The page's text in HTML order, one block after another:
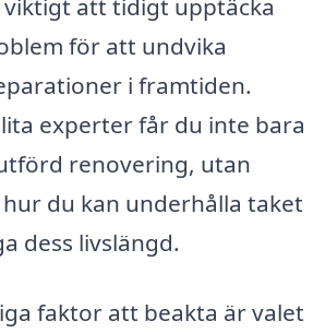
viktigt att tidigt upptäcka
för att undvika
i framtiden.
experter får du inte bara
renovering, utan
du kan underhålla taket
dess livslängd.
faktor att beakta är valet